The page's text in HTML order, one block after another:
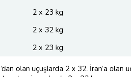
2 x 23 kg
2 x 32 kg
2 x 23 kg
olan uçuşlarda 2 x 32. İran’a olan